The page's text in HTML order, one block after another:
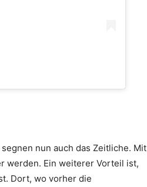
nun auch das Zeitliche. Mit
werden. Ein weiterer Vorteil ist,
Dort, wo vorher die